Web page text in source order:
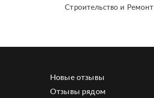
Строительство и Ремонт
Новые отзывы
Отзывы рядом